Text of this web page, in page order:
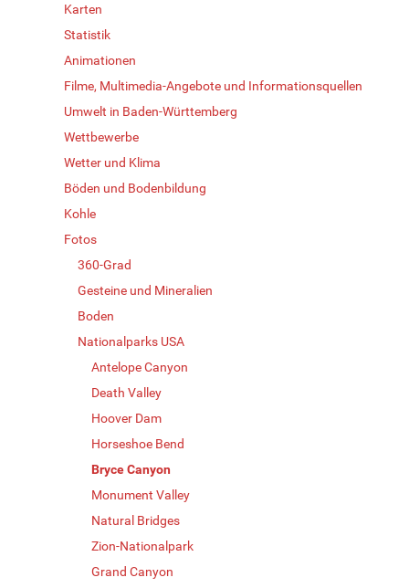
Karten
Statistik
Animationen
Filme, Multimedia-Angebote und Informationsquellen
Umwelt in Baden-Württemberg
Wettbewerbe
Wetter und Klima
Böden und Bodenbildung
Kohle
Fotos
360-Grad
Gesteine und Mineralien
Boden
Nationalparks USA
Antelope Canyon
Death Valley
Hoover Dam
Horseshoe Bend
Bryce Canyon
Monument Valley
Natural Bridges
Zion-Nationalpark
Grand Canyon